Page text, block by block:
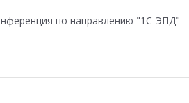
бизнеса Аттестация персонала
по направлению "1С-ЭПД"